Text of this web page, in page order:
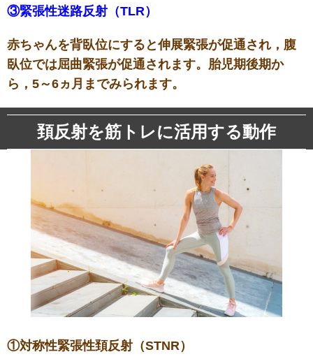
③緊張性迷路反射（TLR）
赤ちゃんを背臥位にすると伸展緊張が促通され，腹
臥位では屈曲緊張が促通されます。胎児期後期か
ら，5～6ヵ月までみられます。
頚反射を筋トレに活用する動作
①対称性緊張性頚反射（STNR）